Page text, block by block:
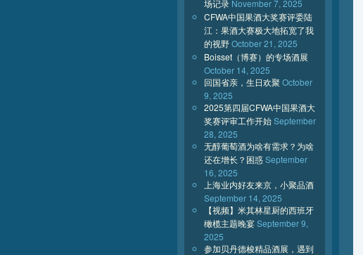
场记录 November 7, 2025
CFWA中国果酒大奖赛评委陆
江：果酒大赛极大地拓宽了我
的视野October 21, 2025
Boisset（博赛）的专场酒展
October 14, 2025
回国省亲，生日欢聚 October
9, 2025
2025第四届CFWA中国果酒大
奖赛评审工作开始September
28, 2025
无醇葡萄酒为啥有需求？为啥
还在增长？困惑September
16, 2025
上海业内好友来京，小聚品酒
September 14, 2025
【视频】米其林星厨的西班牙
橄榄主题晚宴September 9,
2025
参加贝丹德梭精品酒展，遇到